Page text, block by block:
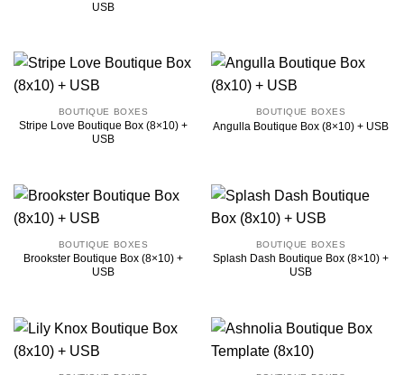
USB
BOUTIQUE BOXES
Stripe Love Boutique Box (8×10) +
USB
BOUTIQUE BOXES
Angulla Boutique Box (8×10) + USB
BOUTIQUE BOXES
Brookster Boutique Box (8×10) +
USB
BOUTIQUE BOXES
Splash Dash Boutique Box (8×10) +
USB